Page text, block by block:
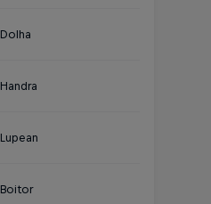
Dolha
Handra
Lupean
Boitor